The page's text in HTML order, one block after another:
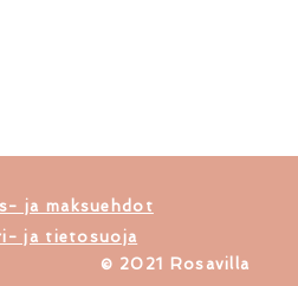
ja maksuehdot
ja tietosuoja
​© 2021 Rosavilla